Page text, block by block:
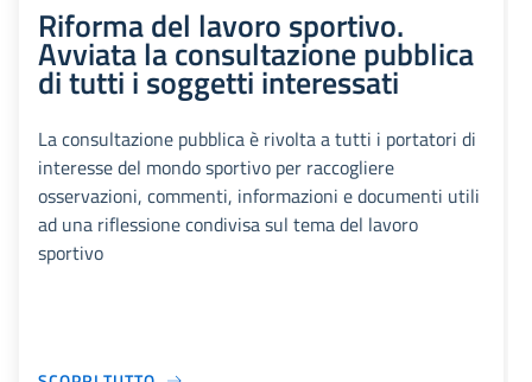
Riforma del lavoro sportivo.
Avviata la consultazione pubblica
di tutti i soggetti interessati
La consultazione pubblica è rivolta a tutti i portatori di
interesse del mondo sportivo per raccogliere
osservazioni, commenti, informazioni e documenti utili
ad una riflessione condivisa sul tema del lavoro
sportivo